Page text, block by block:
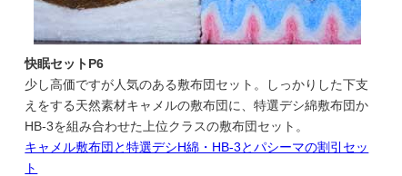
快眠セットP6
少し高価ですが人気のある敷布団セット。しっかりした下支
えをする天然素材キャメルの敷布団に、特選デシ綿敷布団か
HB-3を組み合わせた上位クラスの敷布団セット。
キャメル敷布団と特選デシH綿・HB-3とパシーマの割引セッ
ト